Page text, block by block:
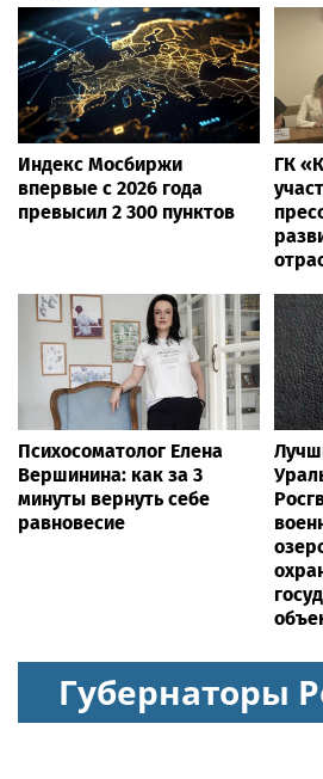
Индекс Мосбиржи
впервые с 2026 года
превысил 2 300 пунктов
ГК
Психосоматолог Елена
Вершинина: как за 3
минуты вернуть себе
равновесие
Губернаторы